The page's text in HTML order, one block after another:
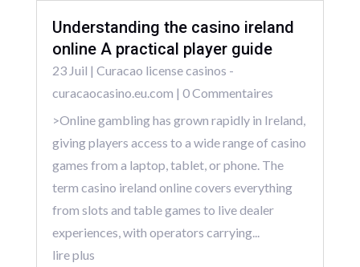
Understanding the casino ireland
online A practical player guide
23 Juil | Curacao license casinos -
curacaocasino.eu.com | 0 Commentaires
>Online gambling has grown rapidly in Ireland,
giving players access to a wide range of casino
games from a laptop, tablet, or phone. The
term casino ireland online covers everything
from slots and table games to live dealer
experiences, with operators carrying...
lire plus